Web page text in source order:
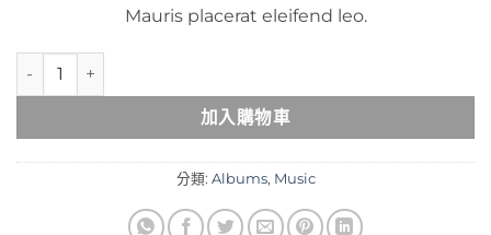
Mauris placerat eleifend leo.
Woo Album #2 數量
加入購物車
分類: Albums, Music